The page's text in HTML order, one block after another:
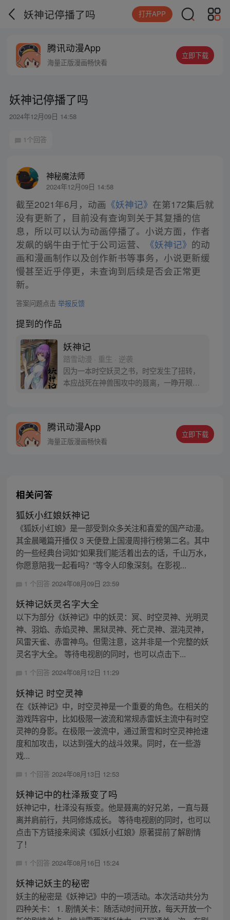
妖神记停播了吗 打开APP
腾讯动漫App
海量正版漫画畅快看
立即下载
妖神记停播了吗
2024年12月09日 14:58
1个回答
神秘魔法师
2024年12月09日 14:58
截至2021年6月，动画 《妖神记》 在第172集后就
没有更新了，目前没有查询到关于其复播的信
息，所以可以认为动画停播了。小说方面，作者
发飙的蜗牛由于忙于公司运营、
《妖神记》 的动
画和漫画制作以及创作新书等事务，小说更新缓
慢甚至近乎停更，未查询到后续是否会正常更
新。
答案问题点击 举报反馈
提到的作品
妖神记
踏雪动漫 · 重生 · 逆袭
因为一本时空妖灵之书，时空发生了扭转，
本应战死在神兽围攻中的聂离，一睁开眼已
腾讯动漫App
海量正版漫画畅快看
立即下载
相关问答
狐妖小红娘妖神记
《狐妖小红娘》是一部受到众多关注和喜爱的国产动漫。
其金晨曦篇开播仅 3 天便登上国漫周排行榜第二名。其中
的一些经典台词如“如果我们能活着出去的话，千山万水，
你愿意陪我一起看吗？”等令人印象深刻。在影视...
1 个回答 2024年08月09日 23:59
妖神记妖灵名字大全
以下为部分《妖神记》中的妖灵：冥、时空灵神、光明灵
神、羽焰、赤焰灵神、黑狱灵神、死亡灵神、混沌灵神，
风雷天雀、赤雷神鸟。但需注意，这并非是一个完整的妖
灵名字大全。 等待电视剧的同时，也可以点击下...
1 个回答 2024年08月12日 11:29
妖神记 时空灵神
在《妖神记》中，时空灵神是一个重要的角色。在相关的
游戏阵容中，比如极限一波流和常规赤雷妖主流中有时空
灵神的身影。在极限一波流中，通过萧雪和时空灵神抢速
度和加攻击，以达到强大的战斗效果。同时，在一些游
戏...
1 个回答 2024年08月13日 12:53
妖神记中的杜泽叛变了吗
妖神记中，杜泽没有叛变。他是聂离的好兄弟，一直与聂
离并肩前行，共同修炼成长。 等待电视剧的同时，也可以
点击下方链接来阅读《狐妖小红娘》原著提前了解剧情
了！
1 个回答 2024年08月16日 15:24
妖神记妖主的秘密
妖主的秘密是《妖神记》中的一项活动。本次活动共分为
四种关卡： 1. 剧情关卡：随活动时间开放，每天开放一个